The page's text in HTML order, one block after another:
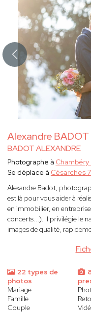
Alexandre BADOT
BADOT ALEXANDRE
Photographe à
Se déplace à Césarches
Alexandre Badot,
est là pour vous aider à
en immobilier, en
concerts...). Il privilégie le
images de qualité,
22 types de
photos
Mariage
Famille
Couple